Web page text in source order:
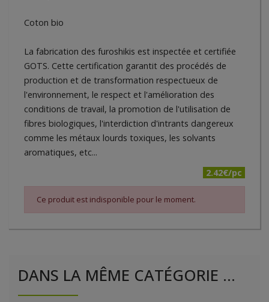
Coton bio
La fabrication des furoshikis est inspectée et certifiée
GOTS. Cette certification garantit des procédés de
production et de transformation respectueux de
l'environnement, le respect et l'amélioration des
conditions de travail, la promotion de l'utilisation de
fibres biologiques, l'interdiction d'intrants dangereux
comme les métaux lourds toxiques, les solvants
aromatiques, etc...
2.42€/pc
Ce produit est indisponible pour le moment.
DANS LA MÊME CATÉGORIE ...